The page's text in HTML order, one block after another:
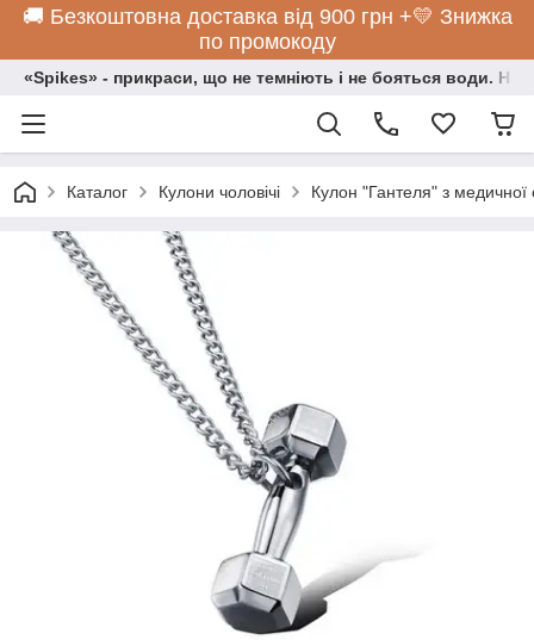
🚚 Безкоштовна доставка від 900 грн +💛 Знижка
по промокоду
«Spikes» - прикраси, що не темніють і не бояться води.
Каталог Кулони чоловічі Кулон "Гантеля" з медичної